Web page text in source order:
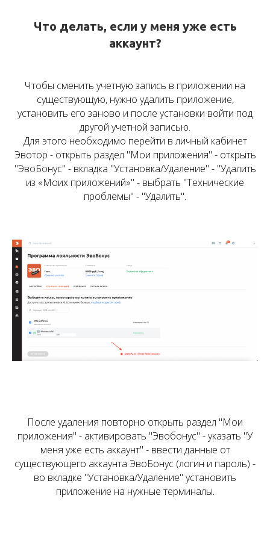
Что делать, если у меня уже есть
аккаунт?
Чтобы сменить учетную запись в приложении на
существующую, нужно удалить приложение,
установить его заново и после установки войти под
другой учетной записью.
Для этого необходимо перейти в личный кабинет
Эвотор - открыть раздел "Мои приложения" - открыть
"ЭвоБонус" - вкладка "Установка/Удаление" - "Удалить
из «Моих приложений»" - выбрать "Технические
проблемы" - "Удалить".
После удаления повторно открыть раздел "Мои
приложения" - активировать "Эвобонус" - указать "У
меня уже есть аккаунт" - ввести данные от
существующего аккаунта ЭвоБонус (логин и пароль) -
во вкладке "Установка/Удаление" установить
приложение на нужные терминалы.